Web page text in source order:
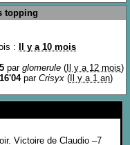
topping
:
Il y a 10 mois
par glomerule ( Il y a 12 mois)
16'04par Crisyx ( Il y a 1 an)
Victoire de Claudio –7